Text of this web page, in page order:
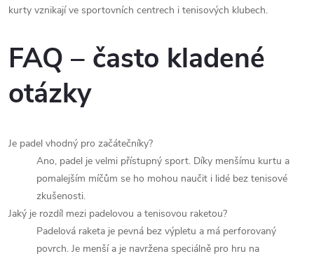
kurty vznikají ve sportovních centrech i tenisových klubech.
FAQ – často kladené
otázky
Je padel vhodný pro začátečníky?
Ano, padel je velmi přístupný sport. Díky menšímu kurtu a
pomalejším míčům se ho mohou naučit i lidé bez tenisové
zkušenosti.
Jaký je rozdíl mezi padelovou a tenisovou raketou?
Padelová raketa je pevná bez výpletu a má perforovaný
povrch. Je menší a je navržena speciálně pro hru na